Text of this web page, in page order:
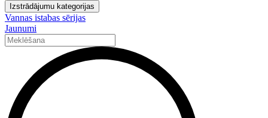
Izstrādājumu kategorijas
Vannas istabas sērijas
Jaunumi